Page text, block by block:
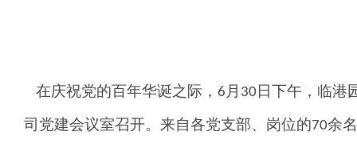
在庆祝党的百年华诞之际， 6 月 30 日下午， 临港
司党建会议室召开。来自各党支部、岗位的70余